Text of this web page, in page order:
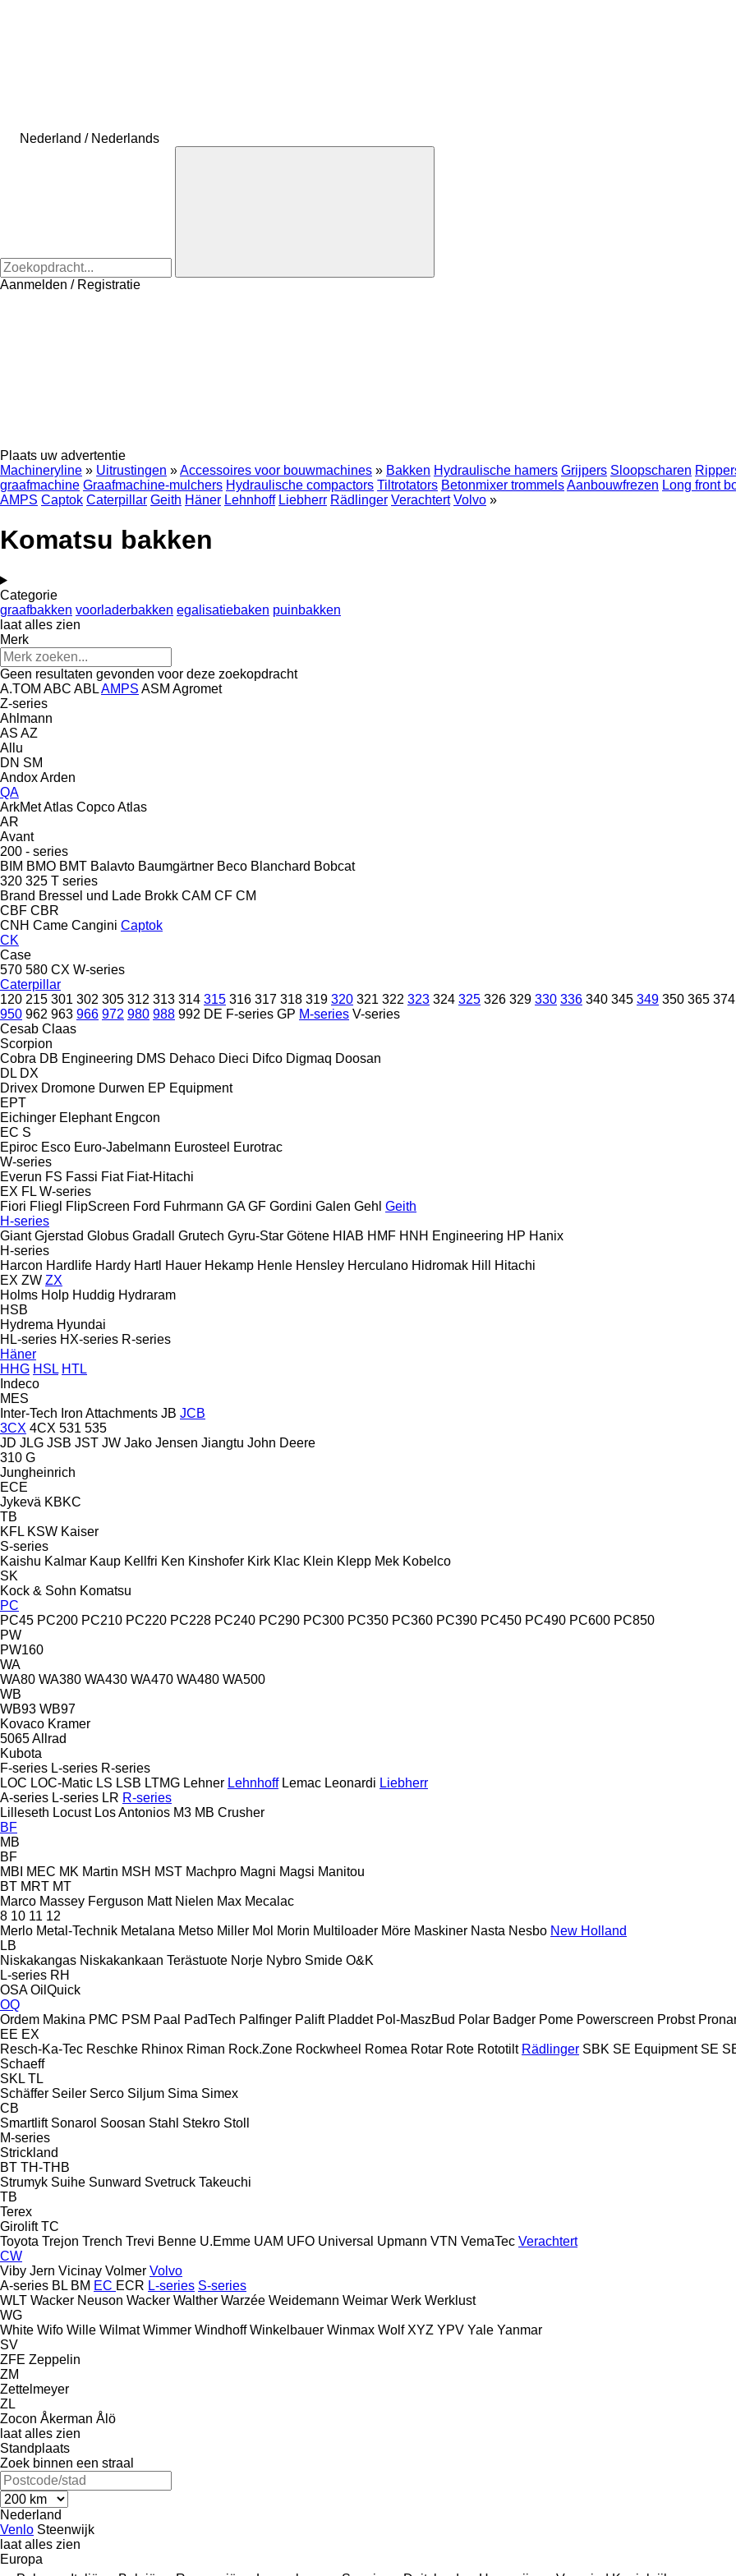
Nederland / Nederlands
Aanmelden / Registratie
Plaats uw advertentie
Machineryline » Uitrustingen »Accessoires voor bouwmachines » Bakken Hydraulische hamers Grijpers Sloopscharen
graafmachine Graafmachine-mulchers Hydraulische compactors Tiltrotators Betonmixer trommelsAanbouwfrezen Long front
AMPS Captok Caterpillar Geith Häner Lehnhoff Liebherr Rädlinger Verachtert Volvo »
Komatsu bakken
Categorie
graafbakken voorladerbakken egalisatiebaken puinbakken
laat alles zien
Merk
Geen resultaten gevonden voor deze zoekopdracht
A.TOM ABC ABLAMPS ASM Agromet
Z-series
Ahlmann
AS AZ
Allu
DN SM
AndoxArden
QA
ArkMetAtlas CopcoAtlas
AR
Avant
200 - series
BIM BMO BMT Balavto Baumgärtner Beco Blanchard Bobcat
320 325 T series
Brand Bressel und Lade Brokk CAM CF CM
CBF CBR
CNH Came Cangini Captok
CK
Case
570 580 CX W-series
Caterpillar
120 215 301 302 305 312 313 314 315 316 317 318 319 320 321 322 323 324 325 326 329 330 336 340 345 349 350 365 374
950 962 963 966 972 980 988 992 DE F-series GP M-series V-series
Cesab Claas
Scorpion
Cobra DB Engineering DMS Dehaco Dieci Difco Digmaq Doosan
DL DX
Drivex Dromone Durwen EP Equipment
EPT
Eichinger Elephant Engcon
EC S
Epiroc Esco Euro-Jabelmann Eurosteel Eurotrac
W-series
Everun FS Fassi Fiat Fiat-Hitachi
EX FL W-series
Fiori Fliegl FlipScreen Ford Fuhrmann GA GF Gordini Galen Gehl Geith
H-series
Giant Gjerstad Globus Gradall Grutech Gyru-Star Götene HIAB HMF HNH Engineering HP Hanix
H-series
Harcon Hardlife Hardy Hartl Hauer Hekamp Henle Hensley Herculano Hidromak Hill
Hitachi
EX ZW ZX
Holms Holp Huddig Hydraram
HSB
Hydrema Hyundai
HL-series HX-series R-series
Häner
HHG HSL HTL
Indeco
MES
Inter-Tech Iron Attachments JB JCB
3CX 4CX 531 535
JD JLG JSB JST JW Jako Jensen Jiangtu John Deere
310 G
Jungheinrich
ECE
Jykevä KBKC
TB
KFL KSW Kaiser
S-series
Kaishu Kalmar Kaup Kellfri Ken Kinshofer Kirk Klac Klein Klepp Mek Kobelco
SK
Kock & Sohn Komatsu
PC
PC45 PC200 PC210 PC220 PC228 PC240 PC290 PC300 PC350 PC360 PC390 PC450 PC490 PC600 PC850
PW
PW160
WA
WA80 WA380 WA430 WA470 WA480 WA500
WB
WB93 WB97
Kovaco Kramer
5065Allrad
Kubota
F-series L-series R-series
LOC LOC-Matic LS LSB LTMG Lehner Lehnhoff Lemac Leonardi Liebherr
A-series L-series LR R-series
Lilleseth Locust Los Antonios M3 MB Crusher
BF
MB
BF
MBI
MEC MK Martin MSH MST Machpro Magni Magsi Manitou
BT MRT MT
Marco Massey Ferguson Matt Nielen Max Mecalac
8 10 11 12
Merlo Metal-Technik Metalana Metso Miller Mol Morin Multiloader Möre Maskiner Nasta Nesbo New Holland
LB
Niskakangas Niskakankaan Terästuote Norje Nybro Smide O&K
L-series RH
OSA OilQuick
OQ
Ordem Makina PMC PSM Paal PadTech Palfinger Palift Pladdet Pol-MaszBud Polar Badger Pome Powerscreen Probst
EE EX
Resch-Ka-Tec Reschke Rhinox Riman Rock.Zone Rockwheel Romea Rotar Rote Rototilt Rädlinger SBK SE Equipment SE
Schaeff
SKL TL
Schäffer Seiler Serco Siljum Sima Simex
CB
Smartlift Sonarol Soosan Stahl Stekro Stoll
M-series
Strickland
BT TH-THB
Strumyk Suihe Sunward Svetruck Takeuchi
TB
Terex
Girolift TC
Toyota Trejon Trench Trevi Benne U.Emme UAM UFO Universal Upmann VTN VemaTec Verachtert
CW
Viby Jern Vicinay Volmer Volvo
A-series BL BM EC ECR L-series S-series
WLT Wacker Neuson Wacker Walther Warzée Weidemann Weimar Werk Werklust
WG
White Wifo Wille Wilmat Wimmer Windhoff Winkelbauer Winmax Wolf XYZ YPV Yale Yanmar
SV
ZFE Zeppelin
ZM
Zettelmeyer
ZL
Zocon Åkerman Ålö
laat alles zien
Standplaats
Zoek binnen een straal
Nederland
Venlo Steenwijk
laat alles zien
Europa